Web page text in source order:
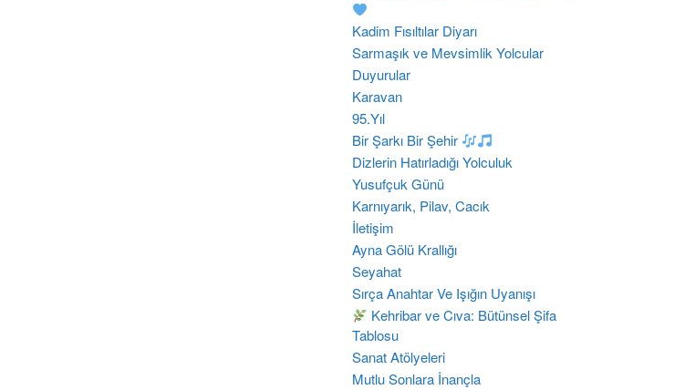
Kadim Fısıltılar Diyarı
Sarmaşık ve Mevsimlik Yolcular
Duyurular
Karavan
95.Yıl
Bir Şarkı Bir Şehir
Dizlerin Hatırladığı Yolculuk
Yusufçuk Günü
Karnıyarık, Pilav, Cacık
İletişim
Ayna Gölü Krallığı
Seyahat
Sırça Anahtar Ve Işığın Uyanışı
Kehribar ve Cıva: Bütünsel Şifa
Tablosu
Sanat Atölyeleri
Mutlu Sonlara İnançla